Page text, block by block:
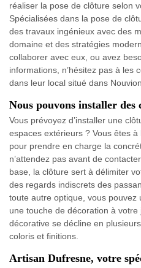
réaliser la pose de clôture selon
Spécialisées dans la pose de
des travaux ingénieux avec des
domaine et des stratégies
collaborer avec eux, ou avez
informations, n’hésitez pas à les
dans leur local situé dans
Nous pouvons installer des
Vous prévoyez d’installer une
espaces extérieurs ? Vous êtes
pour prendre en charge la
n’attendez pas avant de
base, la clôture sert à délimiter
des regards indiscrets des
toute autre optique, vous
une touche de décoration à
décorative se décline en
coloris et finitions.
Artisan Dufresne, votre